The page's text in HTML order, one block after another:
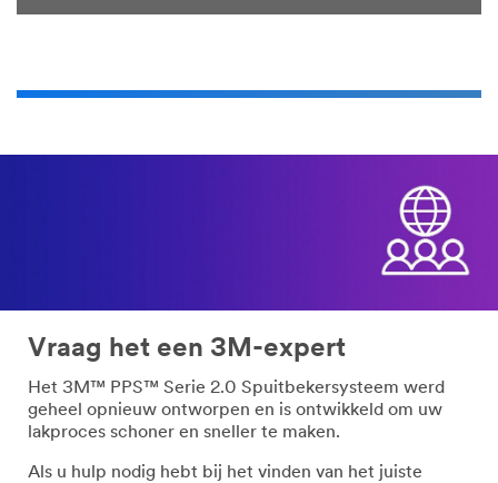
Vraag het een 3M-expert
Het 3M™ PPS™ Serie 2.0 Spuitbekersysteem werd
geheel opnieuw ontworpen en is ontwikkeld om uw
lakproces schoner en sneller te maken.
Als u hulp nodig hebt bij het vinden van het juiste